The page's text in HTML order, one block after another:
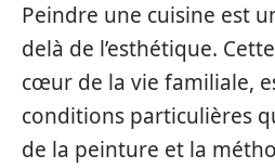
Peindre une cuisine est
delà de l’esthétique.
cœur de la vie familiale,
conditions particulières
de la peinture et la